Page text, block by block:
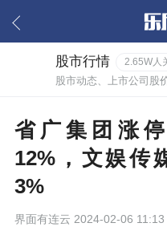
股市行情 2.65W人
股市动态、上市公司股
省广集团涨
12%，文娱传
3%
界面有连云 2024-02-06